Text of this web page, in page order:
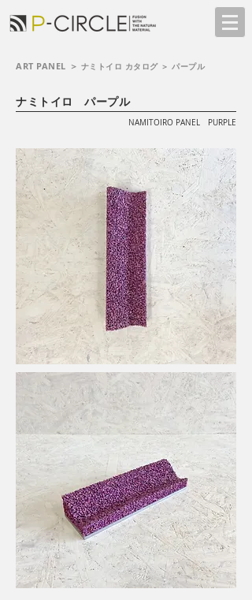
ART PANEL ＞ ナミトイロ カタログ ＞ パープル
​ナミトイロ パープル
NAMITOIRO PANEL PURPLE